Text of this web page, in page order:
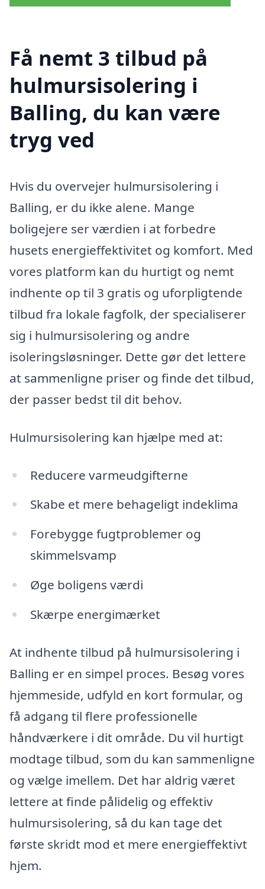
Få nemt 3 tilbud på
hulmursisolering i
Balling, du kan være
tryg ved
Hvis du overvejer hulmursisolering i
Balling, er du ikke alene. Mange
boligejere ser værdien i at forbedre
husets energieffektivitet og komfort. Med
vores platform kan du hurtigt og nemt
indhente op til 3 gratis og uforpligtende
tilbud fra lokale fagfolk, der specialiserer
sig i hulmursisolering og andre
isoleringsløsninger. Dette gør det lettere
at sammenligne priser og finde det tilbud,
der passer bedst til dit behov.
Hulmursisolering kan hjælpe med at:
Reducere varmeudgifterne
Skabe et mere behageligt indeklima
Forebygge fugtproblemer og
skimmelsvamp
Øge boligens værdi
Skærpe energimærket
At indhente tilbud på hulmursisolering i
Balling er en simpel proces. Besøg vores
hjemmeside, udfyld en kort formular, og
få adgang til flere professionelle
håndværkere i dit område. Du vil hurtigt
modtage tilbud, som du kan sammenligne
og vælge imellem. Det har aldrig været
lettere at finde pålidelig og effektiv
hulmursisolering, så du kan tage det
første skridt mod et mere energieffektivt
hjem.